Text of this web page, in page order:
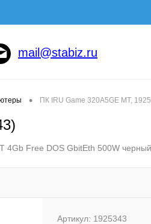
mail@stabiz.ru
• ПК IRU Game 320A5GE MT,
4Gb Free DOS GbitEth 500W
Артикул: 1925343